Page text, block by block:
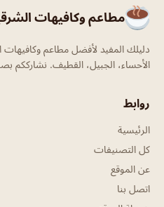
مطاعم وكافيهات
دليلك المفيد لأفضل مطاعم وكافيهات
الأحساء، الجبيل، القطيف. نشارككم
روابط
الرئيسية
كل التصنيفات
عن الموقع
اتصل بنا